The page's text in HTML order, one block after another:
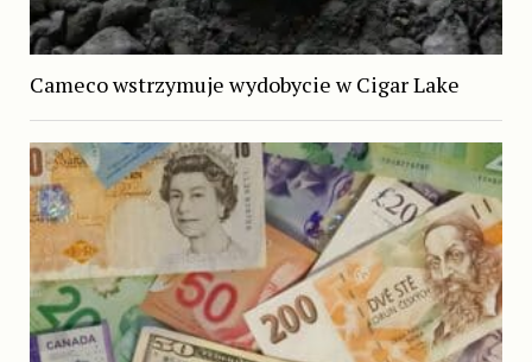
Cameco wstrzymuje wydobycie w Cigar Lake